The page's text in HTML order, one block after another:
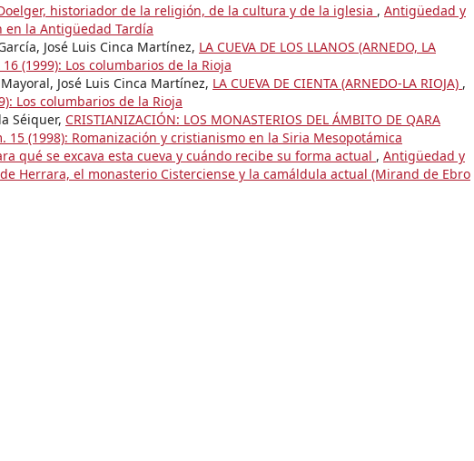
historiador de la religión, de la cultura y de la iglesia , Antigüedad y
en la Antigüedad Tardía
José Luis Cinca Martínez, LA CUEVA DE LOS LLANOS (ARNEDO, LA
(1999): Los columbarios de la Rioja
José Luis Cinca Martínez, LA CUEVA DE CIENTA (ARNEDO-LA RIOJA) ,
Los columbarios de la Rioja
Séiquer, CRISTIANIZACIÓN: LOS MONASTERIOS DEL ÁMBITO DE QARA
(1998): Romanización y cristianismo en la Siria Mesopotámica
qué se excava esta cueva y cuándo recibe su forma actual , Antigüedad y
Herrara, el monasterio Cisterciense y la camáldula actual (Mirand de Ebro